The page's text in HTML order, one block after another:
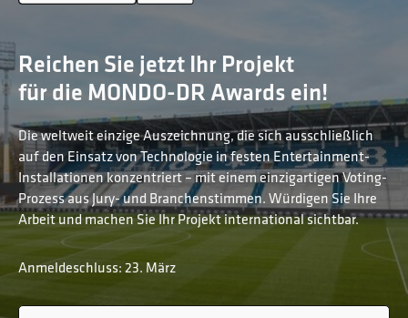
Reichen Sie jetzt Ihr Projekt
für die MONDO-DR Awards ein!
Die weltweit einzige Auszeichnung, die sich ausschließlich
auf den Einsatz von Technologie in festen Entertainment-
Installationen konzentriert – mit einem einzigartigen Voting-
Prozess aus Jury- und Branchenstimmen. Würdigen Sie Ihre
Arbeit und machen Sie Ihr Projekt international sichtbar.
Anmeldeschluss: 23. März